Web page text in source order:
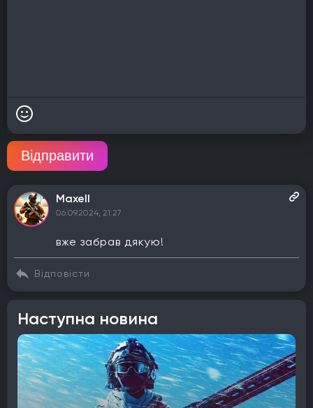
Відправити
Maxell
06.09.2024, 21:27
вже забрав дякую!
Відповісти
Наступна новина